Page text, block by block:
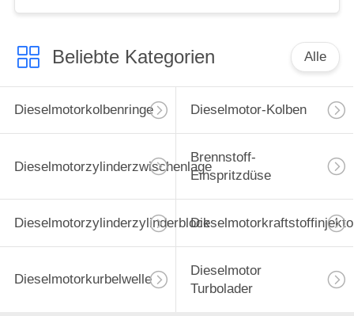
Beliebte Kategorien Alle
Dieselmotorkolbenringe Dieselmotor-Kolben
Dieselmotorzylinderzwischenlage
Brennstoff-
Einspritzdüse
Dieselmotorzylinderzylinderblock
Dieselmotorkurbelwelle
Dieselmotor
Turbolader